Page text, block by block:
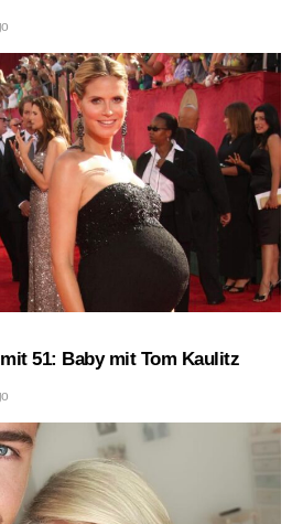
51: Baby mit Tom Kaulitz